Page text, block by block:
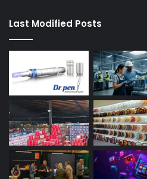
Last Modified Posts